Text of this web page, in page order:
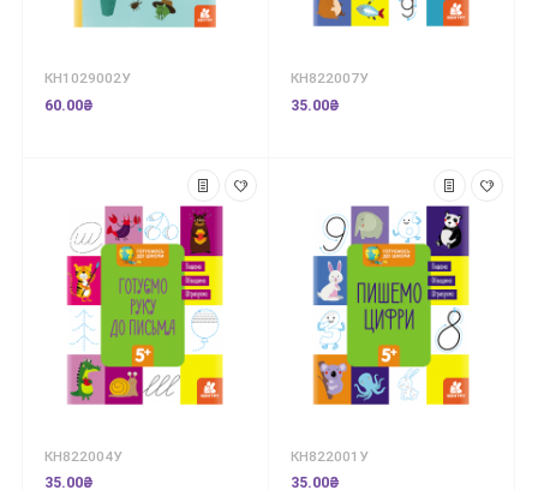
КН1029002У
60.00₴
КН822007У
35.00₴
КН822004У
35.00₴
КН822001У
35.00₴